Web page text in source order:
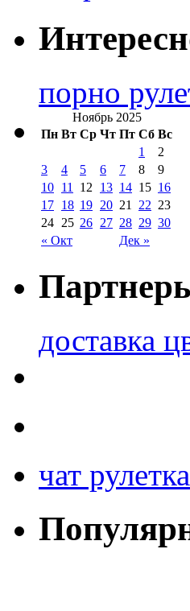
порно
Ноябрь 2025
Пн Вт Ср Чт Пт Сб Вс
« Окт Дек »
1
2
3
4 5 6 7 8
9
10 11 12 13 14 15 16
17 18 19 20 21 22 23
24 25 26 27 28 29 30
доставка
чат